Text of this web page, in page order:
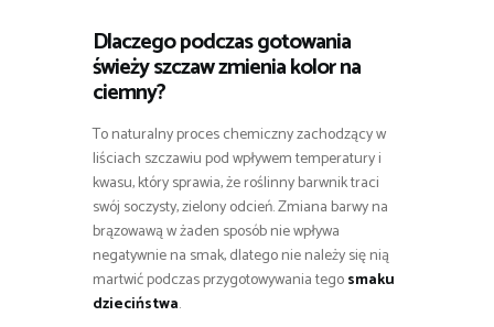
Dlaczego podczas gotowania
świeży szczaw zmienia kolor na
ciemny?
To naturalny proces chemiczny zachodzący w
liściach szczawiu pod wpływem temperatury i
kwasu, który sprawia, że roślinny barwnik traci
swój soczysty, zielony odcień. Zmiana barwy na
brązowawą w żaden sposób nie wpływa
negatywnie na smak, dlatego nie należy się nią
martwić podczas przygotowywania tegosmaku
dzieciństwa.